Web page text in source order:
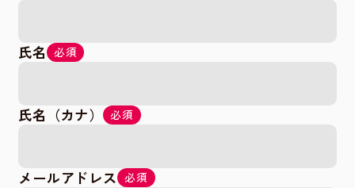
氏名 必須
氏名（カナ） 必須
メールアドレス 必須